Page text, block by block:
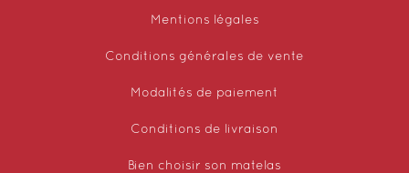
Mentions légales
Conditions générales de vente
Modalités de paiement
Conditions de livraison
Bien choisir son matelas